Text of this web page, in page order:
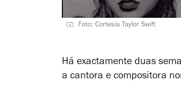
Foto: Cortesía Taylor Swift
Há exactamente duas
a cantora e compositora